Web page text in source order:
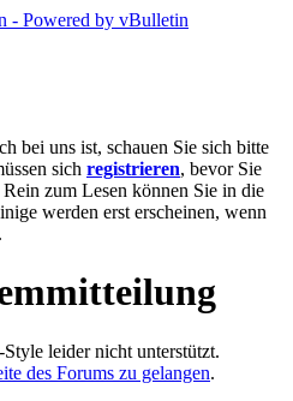
bei uns ist, schauen Sie sich bitte
sich registrieren, bevor Sie
zum Lesen können Sie in die
werden erst erscheinen, wenn
leider nicht unterstützt.
des Forums zu gelangen.